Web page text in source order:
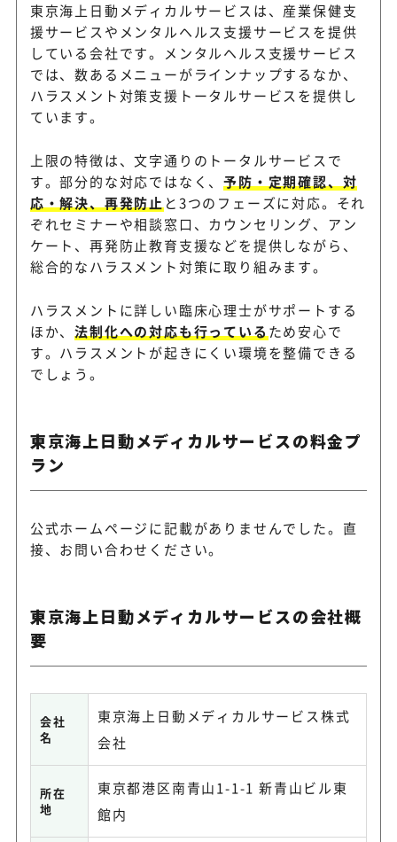
東京海上日動メディカルサービスは、産業保健支
援サービスやメンタルヘルス支援サービスを提供
している会社です。メンタルヘルス支援サービス
では、数あるメニューがラインナップするなか、
ハラスメント対策支援トータルサービスを提供し
ています。
上限の特徴は、文字通りのトータルサービスで
す。部分的な対応ではなく、予防・定期確認、対
応・解決、再発防止 と3つのフェーズに対応。それ
ぞれセミナーや相談窓口、カウンセリング、アン
ケート、再発防止教育支援などを提供しながら、
総合的なハラスメント対策に取り組みます。
ハラスメントに詳しい臨床心理士がサポートする
ほか、法制化への対応も行っている ため安心で
す。ハラスメントが起きにくい環境を整備できる
でしょう。
東京海上日動メディカルサービスの料金プ
ラン
公式ホームページに記載がありませんでした。直
接、お問い合わせください。
東京海上日動メディカルサービスの会社概
要
会社
名
東京海上日動メディカルサービス株式
会社
所在
地
東京都港区南青山1-1-1 新青山ビル東
館内